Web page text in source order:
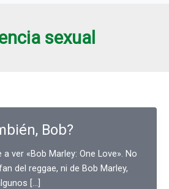
sexual
Bob?
ver «Bob Marley: One Love». No
del reggae, ni de Bob Marley,
[…]